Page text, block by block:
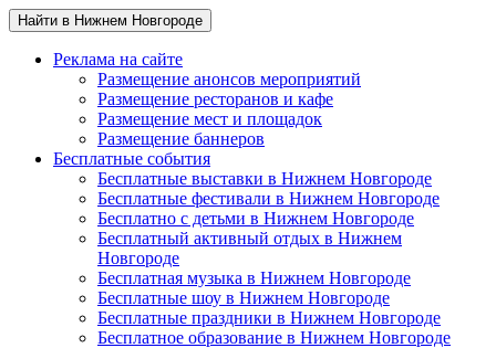
Найти в Нижнем Новгороде
Реклама на сайте
Размещение анонсов мероприятий
Размещение ресторанов и кафе
Размещение мест и площадок
Размещение баннеров
Бесплатные события
Бесплатные выставки в Нижнем Новгороде
Бесплатные фестивали в Нижнем Новгороде
Бесплатно с детьми в Нижнем Новгороде
Бесплатный активный отдых в Нижнем
Новгороде
Бесплатная музыка в Нижнем Новгороде
Бесплатные шоу в Нижнем Новгороде
Бесплатные праздники в Нижнем Новгороде
Бесплатное образование в Нижнем Новгороде